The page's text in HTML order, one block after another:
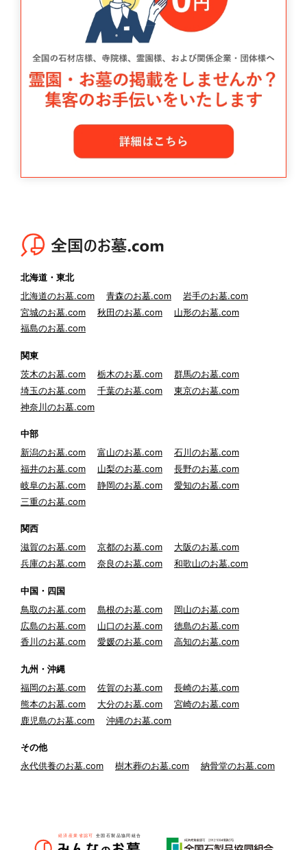
北海道・東北
北海道のお墓.com
青森のお墓.com
岩手のお墓.com
宮城のお墓.com
秋田のお墓.com
山形のお墓.com
福島のお墓.com
関東
茨木のお墓.com
栃木のお墓.com
群馬のお墓.com
埼玉のお墓.com
千葉のお墓.com
東京のお墓.com
神奈川のお墓.com
中部
新潟のお墓.com
富山のお墓.com
石川のお墓.com
福井のお墓.com
山梨のお墓.com
長野のお墓.com
岐阜のお墓.com
静岡のお墓.com
愛知のお墓.com
三重のお墓.com
関西
滋賀のお墓.com
京都のお墓.com
大阪のお墓.com
兵庫のお墓.com
奈良のお墓.com 和歌山のお墓.com
中国・四国
鳥取のお墓.com
島根のお墓.com
岡山のお墓.com
広島のお墓.com
山口のお墓.com
徳島のお墓.com
香川のお墓.com
愛媛のお墓.com 高知のお墓.com
九州・沖縄
福岡のお墓.com
佐賀のお墓.com
長崎のお墓.com
熊本のお墓.com
大分のお墓.com
宮崎のお墓.com
鹿児島のお墓.com
沖縄のお墓.com
その他
永代供養のお墓.com
樹木葬のお墓.com 納骨堂のお墓.com